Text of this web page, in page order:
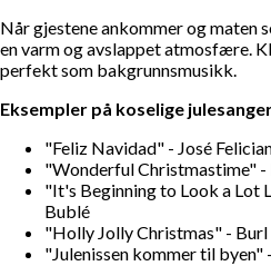
Når gjestene ankommer og maten
en varm og avslappet atmosfære.
perfekt som bakgrunnsmusikk.
Eksempler på koselige
"Feliz Navidad" - José
"Wonderful Christmastime"
"It's Beginning to Look a Lot
Bublé
"Holly Jolly Christmas" - Burl
"Julenissen kommer til byen"